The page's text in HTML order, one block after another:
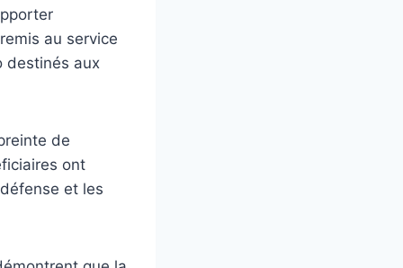
au service
destinés aux
de
ont
et les